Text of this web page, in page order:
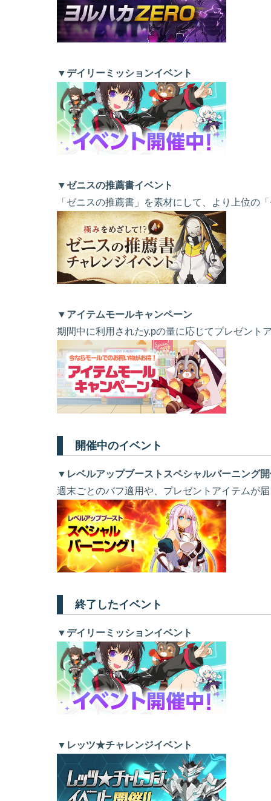
▼デイリーミッションイベント
▼ゼニスの推薦書イベント
「ゼニスの推薦書」を素材にして、より上位の
▼アイテムモールキャンペーン
期間中に利用されたy.pの量に応じてプレゼント
開催中のイベント
▼レベルアップブーストスペシャルバーニング
週末ごとのバフ適用や、プレゼントアイテムが
終了したイベント
▼デイリーミッションイベント
▼レッツ★チャレンジイベント